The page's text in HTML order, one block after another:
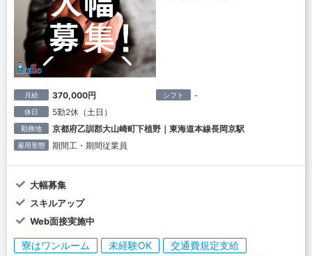
月給 370,000円 シフト -
休日 5勤2休（土日）
勤務地 京都府乙訓郡大山崎町下植野｜東海道本線長岡京駅
雇用形態 期間工・期間従業員
大幅募集
スキルアップ
Web面接実施中
寮はワンルーム 未経験OK
交通費規定支給